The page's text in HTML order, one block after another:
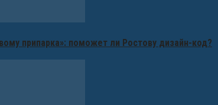
припарка»: поможет ли Ростову дизайн-код?